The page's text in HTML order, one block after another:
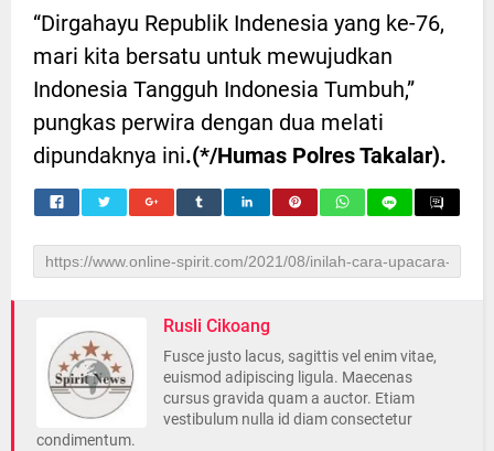
“Dirgahayu Republik Indenesia yang ke-76,
mari kita bersatu untuk mewujudkan
Indonesia Tangguh Indonesia Tumbuh,”
pungkas perwira dengan dua melati
dipundaknya ini.(*/Humas Polres Takalar).
Rusli Cikoang
Fusce justo lacus, sagittis vel enim vitae,
euismod adipiscing ligula. Maecenas
cursus gravida quam a auctor. Etiam
vestibulum nulla id diam consectetur
condimentum.